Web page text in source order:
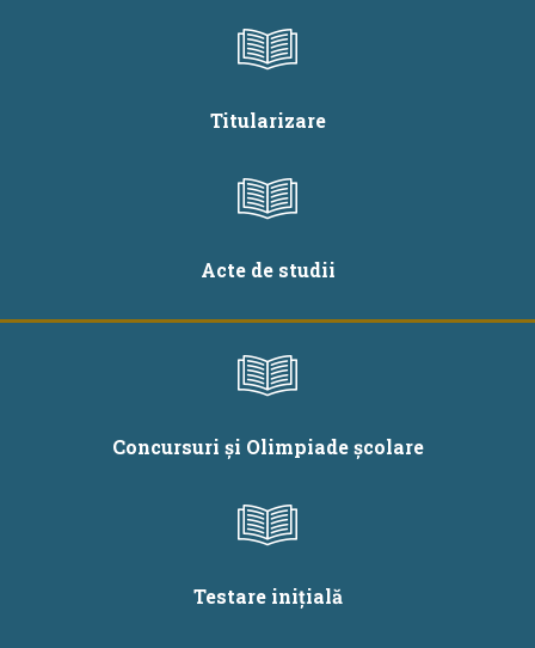
Titularizare
Acte de studii
Concursuri și Olimpiade școlare
Testare inițială